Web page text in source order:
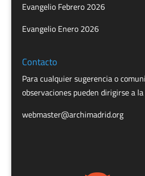
Evangelio Febrero 2026
Evangelio Enero 2026
Contacto
Para cualquier sugerencia o
observaciones pueden dirigirse a
webmaster@archimadrid.org